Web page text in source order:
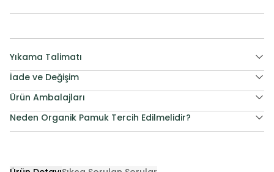
Yıkama Talimatı
İade ve Değişim
Ürün Ambalajları
Neden Organik Pamuk Tercih Edilmelidir?